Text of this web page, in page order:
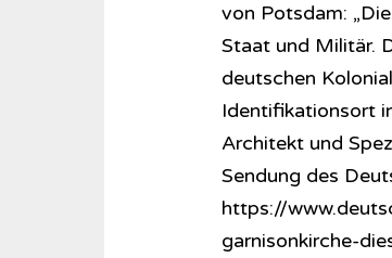
von Potsdam:
Staat und Militär.
deutschen
Identifikationsort
Architekt und
Sendung des
https://
garnisonkirche-